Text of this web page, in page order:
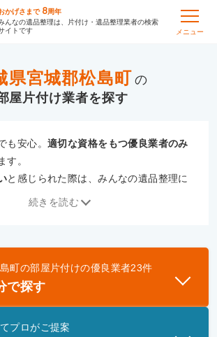
かげさまで 8周年
んなの遺品整理は、片付け・遺品整理業者の検索
イトです
メニュー
県宮城郡松島町 の
屋片付け
も安心。適切な資格をもつ優良業者のみ
す。
と感じられた際は、みんなの遺品整理に
は
品整理認定協会、および一般社団法
事業者のみ掲載しています。
続きを読む
町の部屋片付けの優良業者23件
で探す
プロがご提案